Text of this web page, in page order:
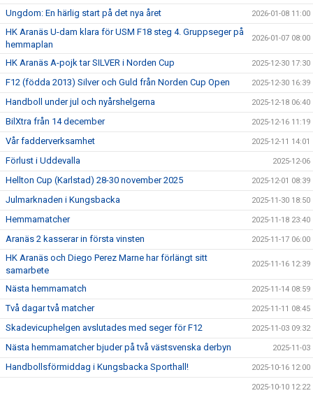
Ungdom: En härlig start på det nya året 2026-01-08 11:00
HK Aranäs U-dam klara för USM F18 steg 4. Gruppseger på
hemmaplan
2026-01-07 08:00
HK Aranäs A-pojk tar SILVER i Norden Cup 2025-12-30 17:30
F12 (födda 2013) Silver och Guld från Norden Cup Open 2025-12-30 16:39
Handboll under jul och nyårshelgerna 2025-12-18 06:40
BilXtra från 14 december 2025-12-16 11:19
Vår fadderverksamhet 2025-12-11 14:01
Förlust i Uddevalla 2025-12-06
Hellton Cup (Karlstad) 28-30 november 2025 2025-12-01 08:39
Julmarknaden i Kungsbacka 2025-11-30 18:50
Hemmamatcher 2025-11-18 23:40
Aranäs 2 kasserar in första vinsten 2025-11-17 06:00
HK Aranäs och Diego Perez Marne har förlängt sitt
samarbete
2025-11-16 12:39
Nästa hemmamatch 2025-11-14 08:59
Två dagar två matcher 2025-11-11 08:45
Skadevicuphelgen avslutades med seger för F12 2025-11-03 09:32
Nästa hemmamatcher bjuder på två västsvenska derbyn 2025-11-03
Handbollsförmiddag i Kungsbacka Sporthall! 2025-10-16 12:00
2025-10-10 12:22